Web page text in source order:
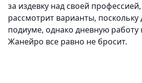
за издевку над своей
рассмотрит варианты,
подиуме, однако дневную работу
Жанейро все равно не бросит.